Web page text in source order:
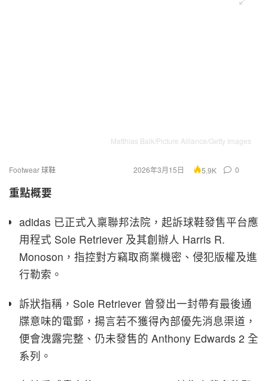
Matthias Balk/Picture Alliance/Getty Images
Footwear 球鞋 2026年3月15日 5.9K 0
重點概要
adidas 已正式入稟聯邦法院，起訴球鞋發售平台應
用程式 Sole Retriever 及其創辦人 Harris R.
Monoson，指控對方竊取商業機密、侵犯版權及進
行勒索。
訴狀指稱，Sole Retriever 曾發出一封帶有最後通
牒意味的電郵，揚言若不獲得內部優先消息渠道，
便會洩露完整、仍未發售的 Anthony Edwards 2 全
系列。